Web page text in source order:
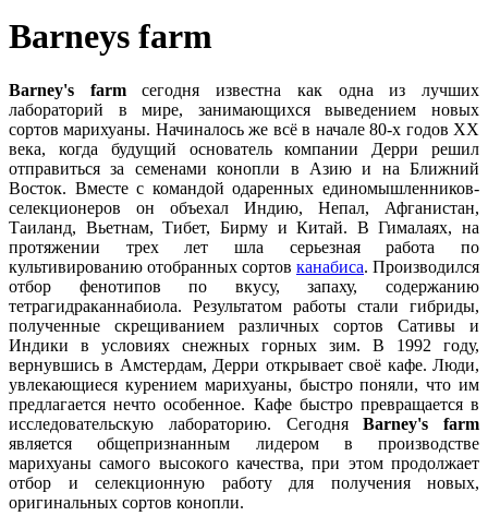
Barneys farm
Barney's farmсегодня известна как одна из лучших
лабораторий в мире, занимающихся выведением новых
сортов марихуаны. Начиналось же всё в начале 80-х годов ХХ
века, когда будущий основатель компании Дерри решил
отправиться за семенами конопли в Азию и на Ближний
Восток. Вместе с командой одаренных единомышленников-
селекционеров он объехал Индию, Непал, Афганистан,
Таиланд, Вьетнам, Тибет, Бирму и Китай. В Гималаях, на
протяжении трех лет шла серьезная работа по
культивированию отобранных сортов канабиса. Производился
отбор фенотипов по вкусу, запаху, содержанию
тетрагидраканнабиола. Результатом работы стали гибриды,
полученные скрещиванием различных сортов Сативы и
Индики в условиях снежных горных зим. В 1992 году,
вернувшись в Амстердам, Дерри открывает своё кафе. Люди,
увлекающиеся курением марихуаны, быстро поняли, что им
предлагается нечто особенное. Кафе быстро превращается в
исследовательскую лабораторию. СегодняBarney's farm
является общепризнанным лидером в производстве
марихуаны самого высокого качества, при этом продолжает
отбор и селекционную работу для получения новых,
оригинальных сортов конопли.